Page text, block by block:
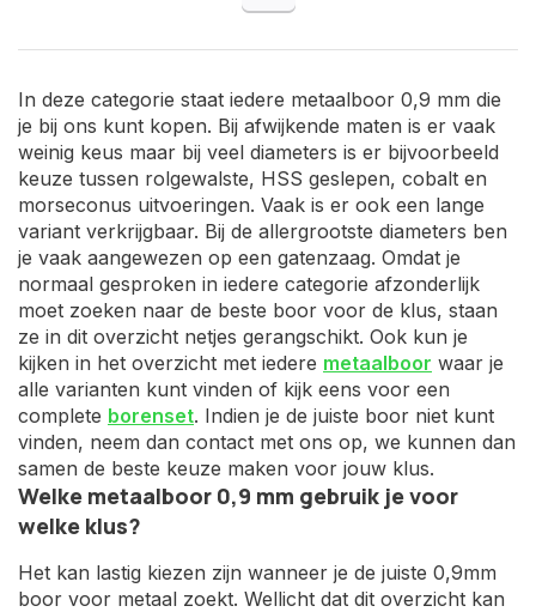
In deze categorie staat iedere metaalboor 0,9 mm die
je bij ons kunt kopen. Bij afwijkende maten is er vaak
weinig keus maar bij veel diameters is er bijvoorbeeld
keuze tussen rolgewalste, HSS geslepen, cobalt en
morseconus uitvoeringen. Vaak is er ook een lange
variant verkrijgbaar. Bij de allergrootste diameters ben
je vaak aangewezen op een gatenzaag. Omdat je
normaal gesproken in iedere categorie afzonderlijk
moet zoeken naar de beste boor voor de klus, staan
ze in dit overzicht netjes gerangschikt. Ook kun je
kijken in het overzicht met iedere metaalboor waar je
alle varianten kunt vinden of kijk eens voor een
complete borenset. Indien je de juiste boor niet kunt
vinden, neem dan contact met ons op, we kunnen dan
samen de beste keuze maken voor jouw klus.
Welke metaalboor 0,9 mm gebruik je voor
welke klus?
Het kan lastig kiezen zijn wanneer je de juiste 0,9mm
boor voor metaal zoekt. Wellicht dat dit overzicht kan